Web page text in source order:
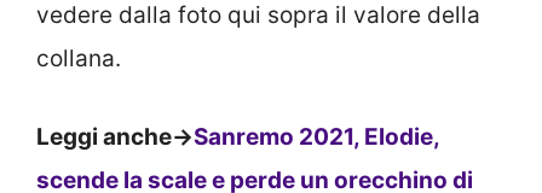
vedere dalla foto qui sopra il valore della
collana.
Leggi anche->Sanremo 2021, Elodie,
scende la scale e perde un orecchino di